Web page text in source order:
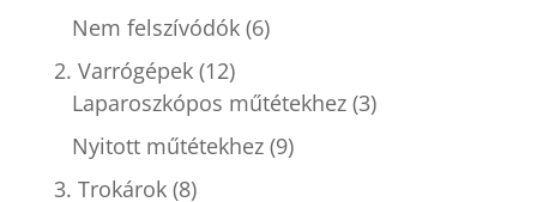
Nem felszívódók (6)
2. Varrógépek (12)
Laparoszkópos műtétekhez (3)
Nyitott műtétekhez (9)
3. Trokárok (8)